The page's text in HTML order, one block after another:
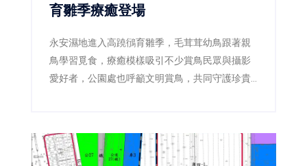
育雛季療癒登場
永安濕地進入高蹺鴴育雛季，毛茸茸幼鳥跟著親
鳥學習覓食，療癒模樣吸引不少賞鳥民眾與攝影
愛好者，公園處也呼籲文明賞鳥，共同守護珍貴